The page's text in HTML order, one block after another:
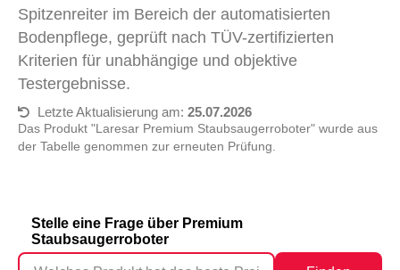
Spitzenreiter im Bereich der automatisierten
Bodenpflege, geprüft nach TÜV-zertifizierten
Kriterien für unabhängige und objektive
Testergebnisse.
Letzte Aktualisierung am: 25.07.2026
Das Produkt "Laresar Premium Staubsaugerroboter" wurde aus
der Tabelle genommen zur erneuten Prüfung.
Stelle eine Frage über Premium
Staubsaugerroboter